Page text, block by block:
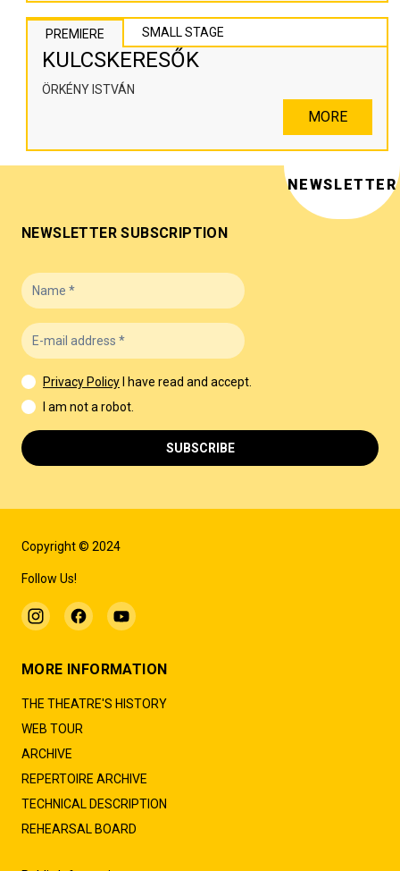
PREMIERE SMALL STAGE
KULCSKERESŐK
ÖRKÉNY ISTVÁN
MORE
Copyright © 2024
Follow Us!
MORE INFORMATION
THE THEATRE'S HISTORY
WEB TOUR
ARCHIVE
REPERTOIRE ARCHIVE
TECHNICAL DESCRIPTION
REHEARSAL BOARD
NEWSLETTER
NEWSLETTER SUBSCRIPTION
Privacy Policy
I have read and accept.
I am not a robot.
SUBSCRIBE